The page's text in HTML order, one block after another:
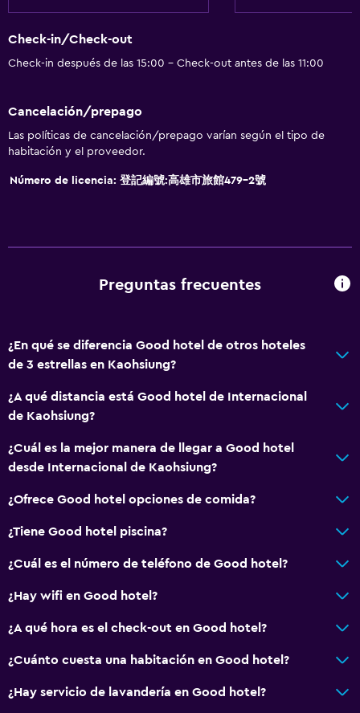
Check-in/Check-out
Check-in después de las 15:00 - Check-out antes de las 11:00
Cancelación/prepago
Las políticas de cancelación/prepago varían según el tipo de
habitación y el proveedor.
Número de licencia: 登記編號:高雄市旅館479-2號
Preguntas frecuentes
¿En qué se diferencia Good hotel de otros hoteles
de 3 estrellas en Kaohsiung?
¿A qué distancia está Good hotel de Internacional
de Kaohsiung?
¿Cuál es la mejor manera de llegar a Good hotel
desde Internacional de Kaohsiung?
¿Ofrece Good hotel opciones de comida?
¿Tiene Good hotel piscina?
¿Cuál es el número de teléfono de Good hotel?
¿Hay wifi en Good hotel?
¿A qué hora es el check-out en Good hotel?
¿Cuánto cuesta una habitación en Good hotel?
¿Hay servicio de lavandería en Good hotel?